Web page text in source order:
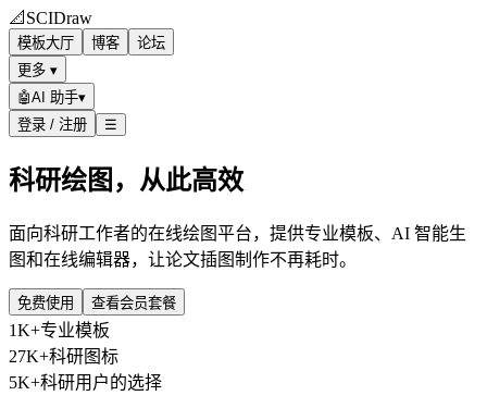
📐 SCIDraw
模板大厅 博客
论坛
更多 ▾
🤖AI 助手▾
登录 / 注册
☰
科研绘图，从此高效
面向科研工作者的在线绘图平台，提供专业模板、AI 智能生
图和在线编辑器，让论文插图制作不再耗时。
免费使用 查看会员套餐
1K+专业模板
27K+科研图标
5K+科研用户的选择